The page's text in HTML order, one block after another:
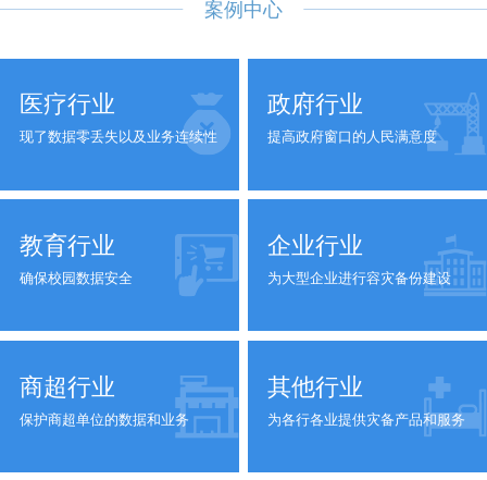
案例中心
医疗行业
现了数据零丢失以及业务连续性
政府行业
提高政府窗口的人民满意度
教育行业
确保校园数据安全
企业行业
为大型企业进行容灾备份建设
商超行业
保护商超单位的数据和业务
其他行业
为各行各业提供灾备产品和服务